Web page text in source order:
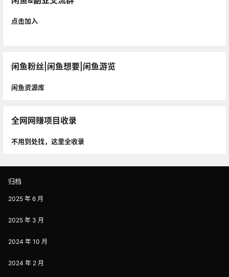
点击加入
闲鱼粉丝|闲鱼想要|闲鱼游览
闲鱼资源库
全网网赚项目收录
不用到处找，这里全收录
归档
2025 年 6 月
2025 年 3 月
2024 年 10 月
2024 年 2 月